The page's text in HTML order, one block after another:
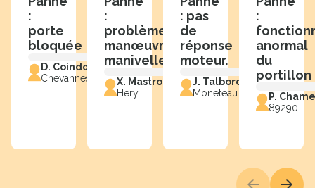
:
porte
bloquée
D. Coindoz
Chevannes
:
problème
manœuvre
manivelle
X. Mastroianni
Héry
: pas
de
réponse
moteur.
J. Talbordet
Moneteau
:
anormal
du
portillon
P.
89290